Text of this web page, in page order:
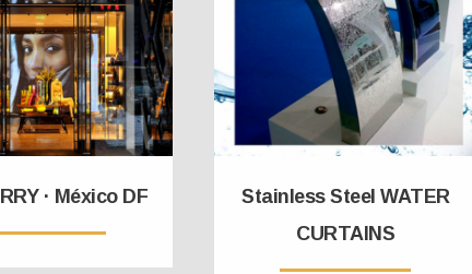
· México DF
Stainless Steel WATER
CURTAINS